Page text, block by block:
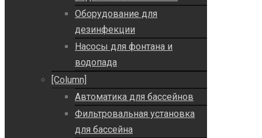
Оборудование для
дезинфекции
Насосы для фонтана и
водопада
[Column]
Автоматика для бассейнов
Фильтровальная установка
для бассейна